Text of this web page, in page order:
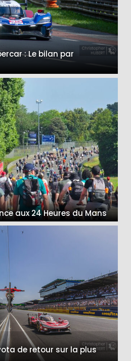
: Le bilan par
aux 24 Heures du Mans
de retour sur la plus